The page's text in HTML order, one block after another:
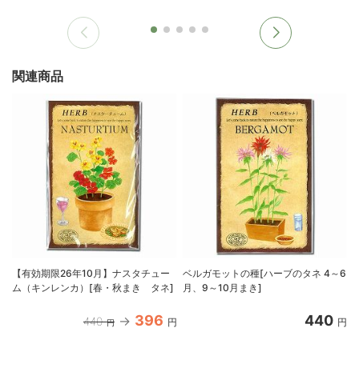
関連商品
【有効期限26年10月】ナスタチュー
ム（キンレンカ）[春・秋まき タネ]
440 円 396 円
ベルガモットの種[ハーブのタネ 4～6
月、9～10月まき]
440 円